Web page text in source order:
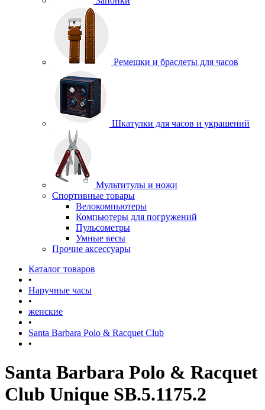
Ремешки и браслеты для часов
Шкатулки для часов и украшений
Мультитулы и ножи
Спортивные товары
Велокомпьютеры
Компьютеры для погружений
Пульсометры
Умные весы
Прочие аксессуары
Каталог товаров
•
Наручные часы
•
женские
•
Santa Barbara Polo & Racquet Club
•
Santa Barbara Polo & Racquet
Club Unique SB.5.1175.2